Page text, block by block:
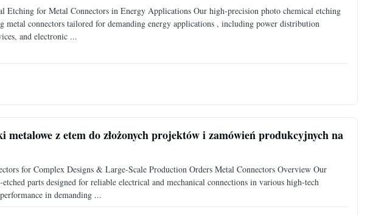
Etching for Metal Connectors in Energy Applications Our high-precision photo chemical etching
metal connectors tailored for demanding energy applications , including power distribution
and electronic ...
metalowe z etem do złożonych projektów i zamówień produkcyjnych na
for Complex Designs & Large-Scale Production Orders Metal Connectors Overview Our
parts designed for reliable electrical and mechanical connections in various high-tech
in demanding ...